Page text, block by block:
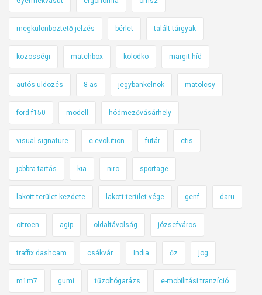
megkülönböztető jelzés bérlet talált tárgyak
közösségi matchbox kolodko margit híd
autós üldözés 8-as jegybankelnök matolcsy
ford f150 modell hódmezővásárhely
visual signature c evolution futár ctis
jobbra tartás kia niro sportage
lakott terület kezdete lakott terület vége genf daru
citroen agip oldaltávolság józsefváros
traffix dashcam csákvár India őz jog
m1m7 gumi tűzoltógarázs e-mobilitási tranzíció